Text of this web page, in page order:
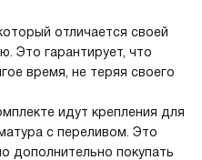
отличается своей
Это гарантирует, что
время, не теряя своего
идут крепления для
с переливом. Это
дополнительно покупать